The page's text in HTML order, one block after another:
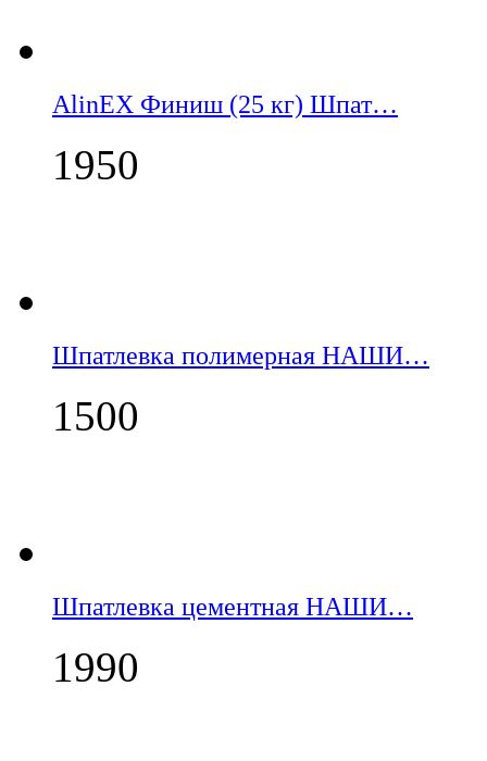
AlinEX Финиш (25 кг) Шпат…
1950
Шпатлевка полимерная НАШИ…
1500
Шпатлевка цементная НАШИ…
1990